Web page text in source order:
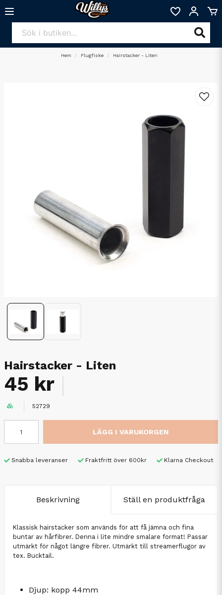
Hem Flugfiske Hairstacker - Liten
Hairstacker - Liten
45 kr
52729
LÄGG I VARUKORGEN
Snabba leveranser Fraktfritt över 600kr Klarna Checkout
Beskrivning Ställ en produktfråga
Klassisk hairstacker som används för att få jämna och fina
buntar av hårfibrer. Denna i lite mindre smalare format! Passar
utmärkt för något längre fibrer. Utmärkt till streamerflugor av
tex. Bucktail.
Djup: kopp 44mm